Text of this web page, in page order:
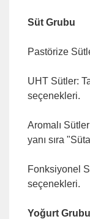
Süt Grubu
Pastörize
UHT Sütler:
seçenekleri.
Aromalı
yanı sıra
Fonksiyonel
seçenekleri.
Yoğurt Grubu